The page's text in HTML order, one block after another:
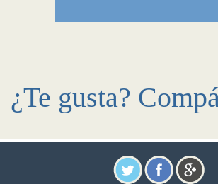
¿Te gusta?